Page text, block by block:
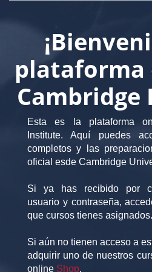
plataforma
Esta es la plataforma
Institute. Aquí puedes
completos y las
oficial esde Cambridge
Si ya has recibido por
usuario y contraseña,
que cursos tienes asignados.
Si aún no tienen acceso a
adquirir uno de nuestros
online Shop.